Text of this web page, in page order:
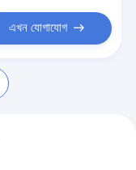
এখন যোগাযোগ